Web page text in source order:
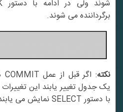
برگرداننده می شوند.
نکته
با دستور SELECT نمایش می یابند.